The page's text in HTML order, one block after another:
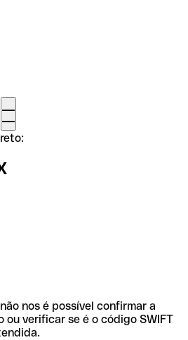
nos é possível confirmar a
verificar se é o código SWIFT